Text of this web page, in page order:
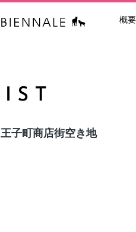
中之条ビエ
概要
子町商店街空き地